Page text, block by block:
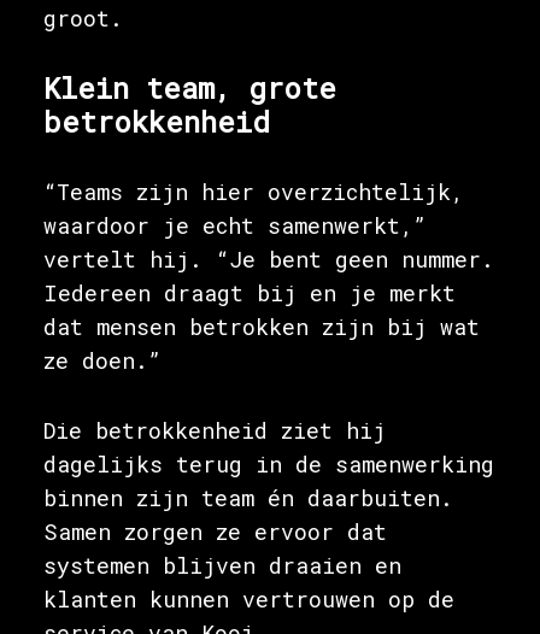
groot.
Klein team, grote
betrokkenheid
“Teams zijn hier overzichtelijk,
waardoor je echt samenwerkt,”
vertelt hij. “Je bent geen nummer.
Iedereen draagt bij en je merkt
dat mensen betrokken zijn bij wat
ze doen.”
Die betrokkenheid ziet hij
dagelijks terug in de samenwerking
binnen zijn team én daarbuiten.
Samen zorgen ze ervoor dat
systemen blijven draaien en
klanten kunnen vertrouwen op de